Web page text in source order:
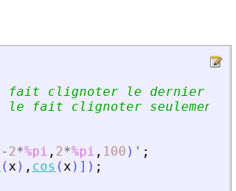
clignoter le dernier
fait clignoter seulement
- 2*%pi , 2*%pi , 100 ) ' ;
(x ) , cos (x ) ] ) ;